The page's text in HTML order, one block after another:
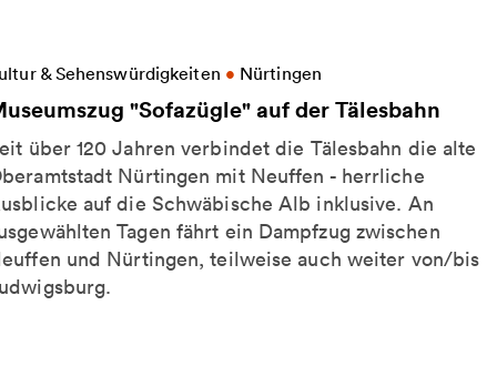
& Sehenswürdigkeiten • Nürtingen
"Sofazügle" auf der Tälesbahn
über 120 Jahren verbindet die Tälesbahn die alte
Nürtingen mit Neuffen - herrliche
auf die Schwäbische Alb inklusive. An
Tagen fährt ein Dampfzug zwischen
und Nürtingen, teilweise auch weiter von/bis
Informationen zu Museumszug "Sofazügle"